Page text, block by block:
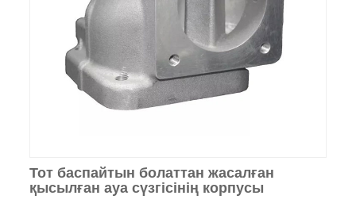
Тот баспайтын болаттан жасалған
қысылған ауа сүзгісінің корпусы